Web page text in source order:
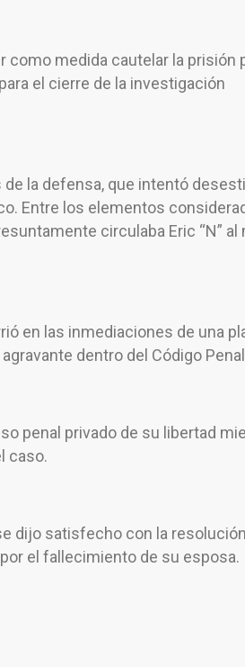
como medida cautelar la prisión
el cierre de la investigación
la defensa, que intentó
Entre los elementos
circulaba Eric “N”
en las inmediaciones de una
dentro del Código
penal privado de su libertad
caso.
dijo satisfecho con la
el fallecimiento de su esposa.